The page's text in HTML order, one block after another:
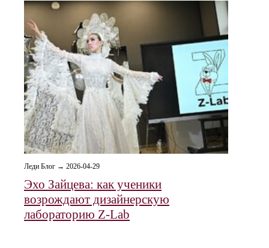
Леди Блог → 2026-04-29
Эхо Зайцева: как ученики
возрождают дизайнерскую
лабораторию Z-Lab